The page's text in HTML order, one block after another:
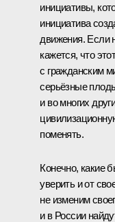
инициативы,
инициатива
движения. Если
кажется, что
с гражданским
серьёзные
и во многих
поменять.
Конечно, какие
уверить и от
не изменим
и в России